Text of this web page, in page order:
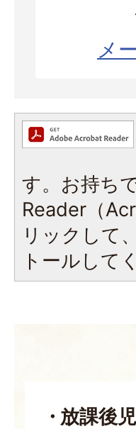
メ
す。お持ち
Reader（
リックして
トールして
放課後